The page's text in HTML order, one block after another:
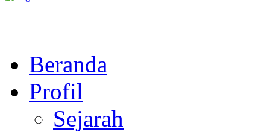
Beranda
Profil
Sejarah